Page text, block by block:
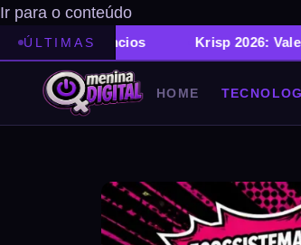
Ir para o conteúdo
ÚLTIMAS Krisp 2026: Vale a Pena o
HOME